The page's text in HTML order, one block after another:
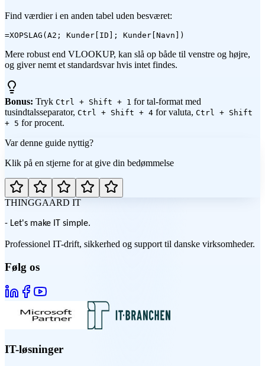
Find værdier i en anden tabel uden besværet:
=XOPSLAG(A2; Kunder[ID]; Kunder[Navn])
Mere robust end VLOOKUP, kan slå op både til venstre og højre,
og giver nemt et standardsvar hvis intet findes.
Bonus: Tryk Ctrl + Shift + 1 for tal-format med
tusindtalsseparator, Ctrl + Shift + 4 for valuta, Ctrl + Shift
+ 5 for procent.
Var denne guide nyttig?
Klik på en stjerne for at give din bedømmelse
THINGGAARD IT
- Let's make IT simple.
Professionel IT-drift, sikkerhed og support til danske virksomheder.
Følg os
IT-løsninger